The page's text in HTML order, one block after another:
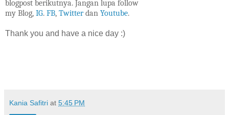
blogpost berikutnya. Jangan lupa follow
my Blog, IG. FB, Twitterdan Youtube.
Thank you and have a nice day :)
Kania Safitri at 5:45 PM